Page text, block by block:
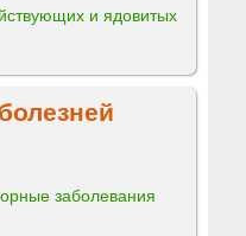
и ядовитых
заболевания